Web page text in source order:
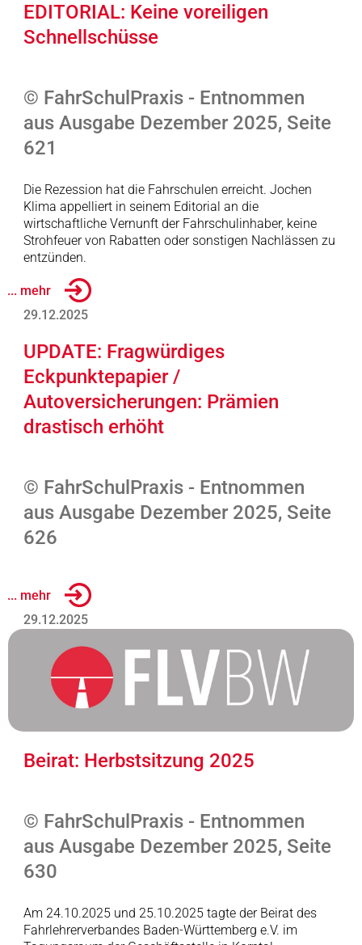
EDITORIAL: Keine voreiligen
Schnellschüsse
© FahrSchulPraxis - Entnommen
aus Ausgabe Dezember 2025, Seite
621
Die Rezession hat die Fahrschulen erreicht. Jochen
Klima appelliert in seinem Editorial an die
wirtschaftliche Vernunft der Fahrschulinhaber, keine
Strohfeuer von Rabatten oder sonstigen Nachlässen zu
entzünden.
... mehr
29.12.2025
UPDATE: Fragwürdiges
Eckpunktepapier /
Autoversicherungen: Prämien
drastisch erhöht
© FahrSchulPraxis - Entnommen
aus Ausgabe Dezember 2025, Seite
626
... mehr
29.12.2025
Beirat: Herbstsitzung 2025
© FahrSchulPraxis - Entnommen
aus Ausgabe Dezember 2025, Seite
630
Am 24.10.2025 und 25.10.2025 tagte der Beirat des
Fahrlehrerverbandes Baden-Württemberg e.V. im